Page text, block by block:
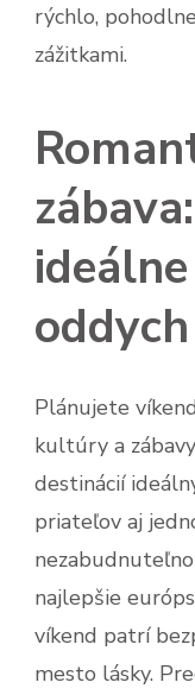
rýchlo,
zážitkami.
oddych
Plánujete
kultúry a
destinácií
priateľov aj
najlepšie
víkend patrí
mesto lásky.